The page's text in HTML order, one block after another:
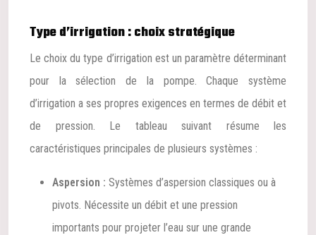
Type d’irrigation : choix stratégique
Le choix du type d’irrigation est un paramètre déterminant
pour la sélection de la pompe. Chaque système
d’irrigation a ses propres exigences en termes de débit et
de pression. Le tableau suivant résume les
caractéristiques principales de plusieurs systèmes :
Aspersion : Systèmes d’aspersion classiques ou à
pivots. Nécessite un débit et une pression
importants pour projeter l’eau sur une grande